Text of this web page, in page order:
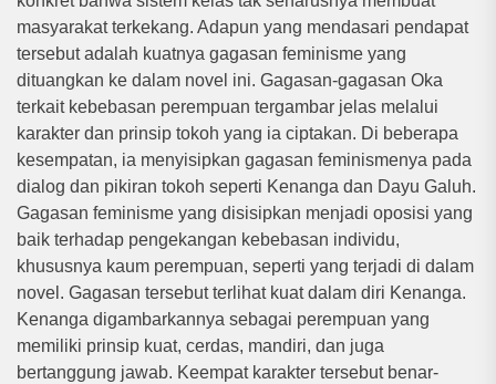
masyarakat terkekang. Adapun yang mendasari pendapat
tersebut adalah kuatnya gagasan feminisme yang
dituangkan ke dalam novel ini. Gagasan-gagasan Oka
terkait kebebasan perempuan tergambar jelas melalui
karakter dan prinsip tokoh yang ia ciptakan. Di beberapa
kesempatan, ia menyisipkan gagasan feminismenya pada
dialog dan pikiran tokoh seperti Kenanga dan Dayu Galuh.
Gagasan feminisme yang disisipkan menjadi oposisi yang
baik terhadap pengekangan kebebasan individu,
khususnya kaum perempuan, seperti yang terjadi di dalam
novel. Gagasan tersebut terlihat kuat dalam diri Kenanga.
Kenanga digambarkannya sebagai perempuan yang
memiliki prinsip kuat, cerdas, mandiri, dan juga
bertanggung jawab. Keempat karakter tersebut benar-